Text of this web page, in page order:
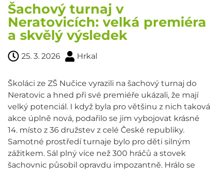
Šachový turnaj v
Neratovicích: velká premiéra
a skvělý výsledek
25. 3. 2026 Hrkal
Školáci ze ZŠ Nučice vyrazili na šachový turnaj do
Neratovic a hned při své premiéře ukázali, že mají
velký potenciál. I když byla pro většinu z nich taková
akce úplně nová, podařilo se jim vybojovat krásné
14. místo z 36 družstev z celé České republiky.
Samotné prostředí turnaje bylo pro děti silným
zážitkem. Sál plný více než 300 hráčů a stovek
šachovnic působil opravdu impozantně. Hrálo se